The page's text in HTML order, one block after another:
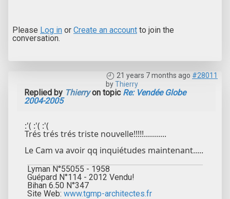
Please Log in or Create an account to join the
conversation.
21 years 7 months ago #28011
byThierry
Replied by Thierryon topic Re: Vendée Globe
2004-2005
:'( :'( :'(
Trés trés trés triste nouvelle!!!!!...........
Le Cam va avoir qq inquiétudes maintenant.....
Lyman N°55055 - 1958
Guépard N°114 - 2012 Vendu!
Bihan 6.50 N°347
Site Web: www.tgmp-architectes.fr